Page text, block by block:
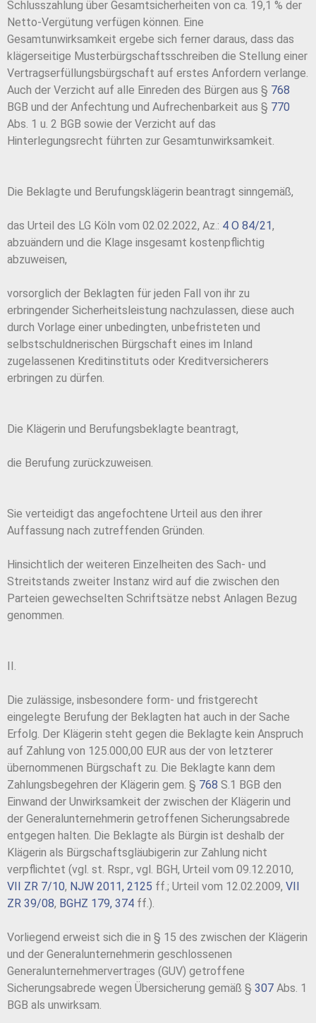
Schlusszahlung über Gesamtsicherheiten von ca. 19,1 % der
Netto-Vergütung verfügen können. Eine
Gesamtunwirksamkeit ergebe sich ferner daraus, dass das
klägerseitige Musterbürgschaftsschreiben die Stellung einer
Vertragserfüllungsbürgschaft auf erstes Anfordern verlange.
Auch der Verzicht auf alle Einreden des Bürgen aus § 768
BGB und der Anfechtung und Aufrechenbarkeit aus § 770
Abs. 1 u. 2 BGB sowie der Verzicht auf das
Hinterlegungsrecht führten zur Gesamtunwirksamkeit.
Die Beklagte und Berufungsklägerin beantragt sinngemäß,
das Urteil des LG Köln vom 02.02.2022, Az.: 4 O 84/21,
abzuändern und die Klage insgesamt kostenpflichtig
abzuweisen,
vorsorglich der Beklagten für jeden Fall von ihr zu
erbringender Sicherheitsleistung nachzulassen, diese auch
durch Vorlage einer unbedingten, unbefristeten und
selbstschuldnerischen Bürgschaft eines im Inland
zugelassenen Kreditinstituts oder Kreditversicherers
erbringen zu dürfen.
Die Klägerin und Berufungsbeklagte beantragt,
die Berufung zurückzuweisen.
Sie verteidigt das angefochtene Urteil aus den ihrer
Auffassung nach zutreffenden Gründen.
Hinsichtlich der weiteren Einzelheiten des Sach- und
Streitstands zweiter Instanz wird auf die zwischen den
Parteien gewechselten Schriftsätze nebst Anlagen Bezug
genommen.
II.
Die zulässige, insbesondere form- und fristgerecht
eingelegte Berufung der Beklagten hat auch in der Sache
Erfolg. Der Klägerin steht gegen die Beklagte kein Anspruch
auf Zahlung von 125.000,00 EUR aus der von letzterer
übernommenen Bürgschaft zu. Die Beklagte kann dem
Zahlungsbegehren der Klägerin gem. § 768 S.1 BGB den
Einwand der Unwirksamkeit der zwischen der Klägerin und
der Generalunternehmerin getroffenen Sicherungsabrede
entgegen halten. Die Beklagte als Bürgin ist deshalb der
Klägerin als Bürgschaftsgläubigerin zur Zahlung nicht
verpflichtet (vgl. st. Rspr., vgl. BGH, Urteil vom 09.12.2010,
VII ZR 7/10, NJW 2011, 2125 ff.; Urteil vom 12.02.2009, VII
ZR 39/08, BGHZ 179, 374 ff.).
Vorliegend erweist sich die in § 15 des zwischen der Klägerin
und der Generalunternehmerin geschlossenen
Generalunternehmervertrages (GUV) getroffene
Sicherungsabrede wegen Übersicherung gemäß § 307 Abs. 1
BGB als unwirksam.